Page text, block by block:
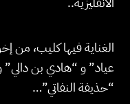
الغناية فيها كليب، من
“حذيفة النفاتي”…